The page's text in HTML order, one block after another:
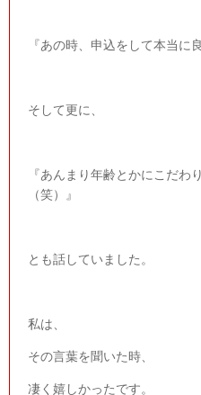
『あの時、申込をして本当に
そして更に、
『あんまり年齢とかにこだわ
（笑）』
とも話していました。
私は、
その言葉を聞いた時、
凄く嬉しかったです。